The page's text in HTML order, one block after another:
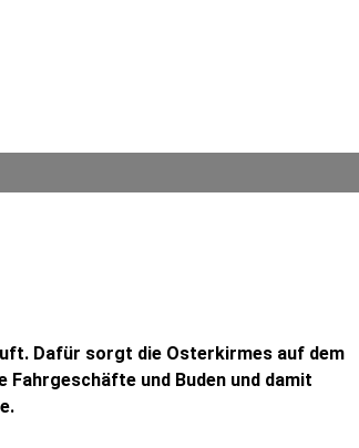
Dafür sorgt die Osterkirmes auf dem
Fahrgeschäfte und Buden und damit